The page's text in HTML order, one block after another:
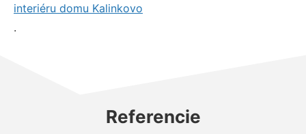
interiéru domu Kalinkovo
.
Referencie